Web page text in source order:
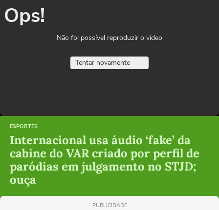
Ops!
Não foi possível reproduzir o vídeo
Tentar novamente
ESPORTES
Internacional usa áudio ‘fake’ da
cabine do VAR criado por perfil de
paródias em julgamento no STJD;
ouça
PUBLICIDADE